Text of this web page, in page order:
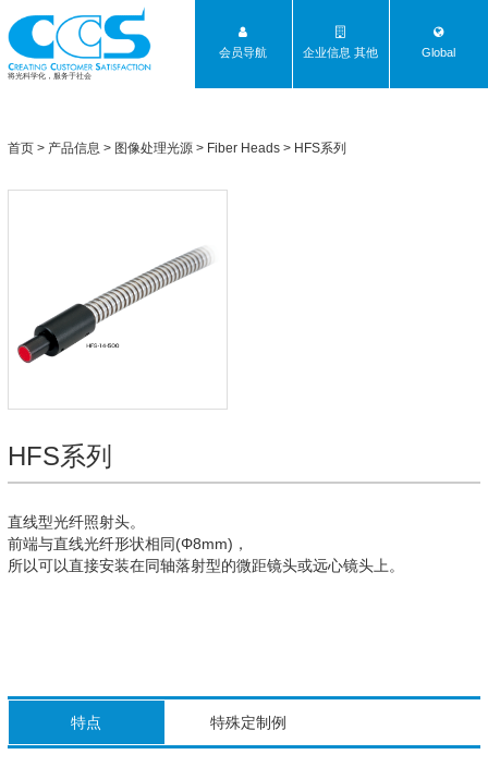
将光科学化，服务于社会
会员导航 企业信息 其他 Global
首页 > 产品信息 > 图像处理光源 > Fiber Heads > HFS系列
HFS系列
直线型光纤照射头。
前端与直线光纤形状相同(Φ8mm)，
所以可以直接安装在同轴落射型的微距镜头或远心镜头上。
特点 特殊定制例